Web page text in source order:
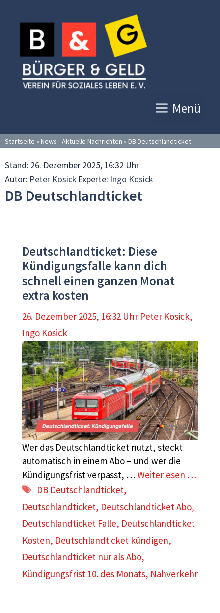
Inhalt
springen
Menü
Startseite » News - Aktuelle Nachrichten » DB Deutschlandticket
Stand: 26. Dezember 2025, 16:32 Uhr
Autor: Peter Kosick Experte: Ingo Kosick
DB Deutschlandticket
Deutschlandticket: Diese
Kündigungsfalle kann dich
schnell einen ganzen Monat
extra kosten
26. Dezember 2025, 16:32 Uhr Peter Kosick,
Ingo Kosick
Wer das Deutschlandticket nutzt, steckt
automatisch in einem Abo – und wer die
Kündigungsfrist verpasst, … Weiterlesen …
Schlagwörter
DB Deutschlandticket,
Deutschlandticket, Deutschlandticket Abo,
Deutschlandticket Falle, Deutschlandticket
Kosten, Deutschlandticket kündigen,
Deutschlandticket nur als Abo,
Kündigungsfrist 10. des Monats, Nahverkehr